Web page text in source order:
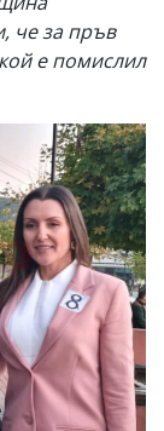
че за пръв
е помислил